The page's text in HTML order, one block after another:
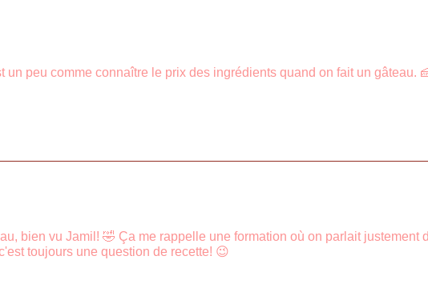
un peu comme connaître le prix des ingrédients quand on fait un gâteau.
bien vu Jamil! 🤣 Ça me rappelle une formation où on parlait justement
toujours une question de recette! 😉